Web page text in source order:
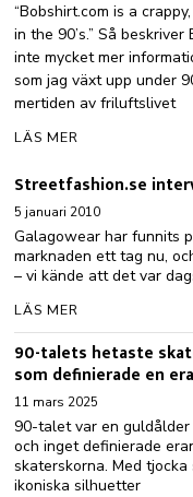
“Bobshirt.com is a
in the 90’s.” Så
inte mycket mer
som jag växt upp under
mertiden av friluftslivet
LÄS MER
Streetfashion.se
5 januari 2010
Galagowear har funnits
marknaden ett tag nu,
– vi kände att det var
LÄS MER
90-talets hetaste
som definierade en era
11 mars 2025
90-talet var en
och inget definierade
skaterskorna. Med
ikoniska silhuetter